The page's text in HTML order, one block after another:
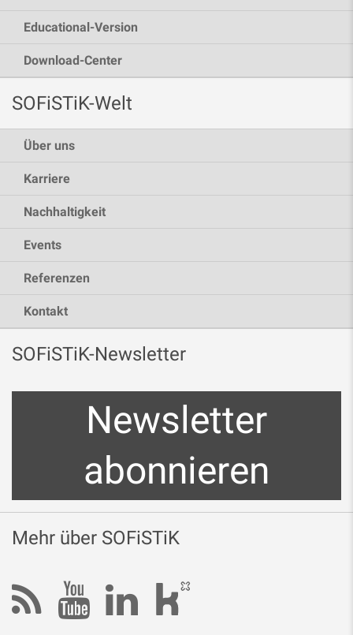
Educational-Version
Download-Center
SOFiSTiK-Welt
Über uns
Karriere
Nachhaltigkeit
Events
Referenzen
Kontakt
SOFiSTiK-Newsletter
Newsletter
abonnieren
Mehr über SOFiSTiK